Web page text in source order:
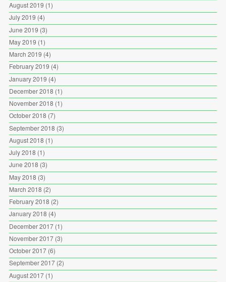
August 2019 (1)
July 2019 (4)
June 2019 (3)
May 2019 (1)
March 2019 (4)
February 2019 (4)
January 2019 (4)
December 2018 (1)
November 2018 (1)
October 2018 (7)
September 2018 (3)
August 2018 (1)
July 2018 (1)
June 2018 (3)
May 2018 (3)
March 2018 (2)
February 2018 (2)
January 2018 (4)
December 2017(1)
November 2017(3)
October 2017(6)
September 2017(2)
August 2017(1)